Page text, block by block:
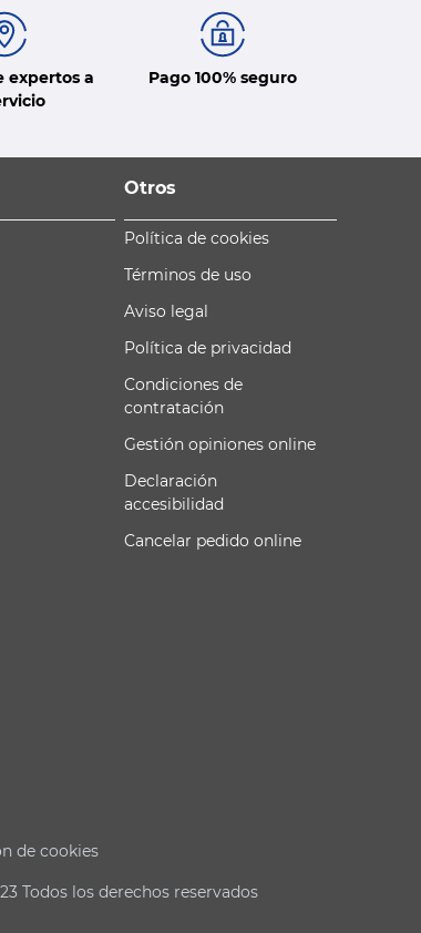
expertos a
Pago 100% seguro
Otros
Política de cookies
Términos de uso
Aviso legal
Política de privacidad
Condiciones de
contratación
Gestión opiniones online
Declaración
accesibilidad
Cancelar pedido online
de cookies
Todos los derechos reservados